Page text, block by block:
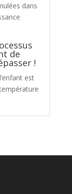
dans
de
!
est